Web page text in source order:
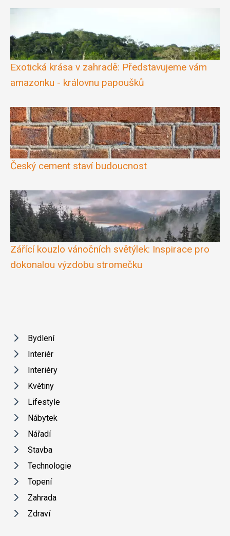
Exotická krása v zahradě: Představujeme vám
amazonku - královnu papoušků
Český cement staví budoucnost
Zářící kouzlo vánočních světýlek: Inspirace pro
dokonalou výzdobu stromečku
Bydlení
Interiér
Interiéry
Květiny
Lifestyle
Nábytek
Nářadí
Stavba
Technologie
Topení
Zahrada
Zdraví